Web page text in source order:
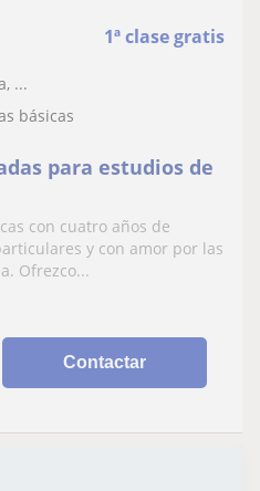
1ª clase gratis
...
básicas
para estudios de
con cuatro años de
y con amor por las
Ofrezco...
Contactar